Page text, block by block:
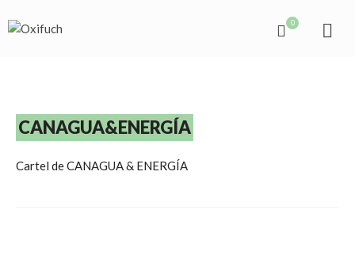
0
CANAGUA&ENERGÍA
Cartel de CANAGUA & ENERGÍA